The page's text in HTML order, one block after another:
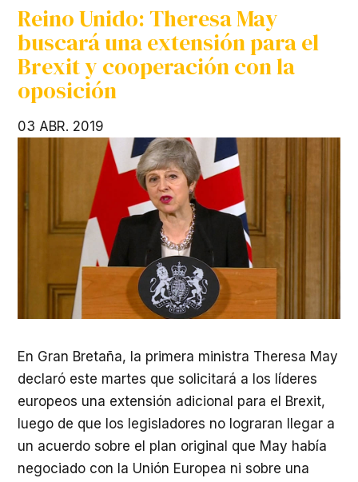
Reino Unido: Theresa May
buscará una extensión para el
Brexit y cooperación con la
oposición
03 ABR. 2019
En Gran Bretaña, la primera ministra Theresa May
declaró este martes que solicitará a los líderes
europeos una extensión adicional para el Brexit,
luego de que los legisladores no lograran llegar a
un acuerdo sobre el plan original que May había
negociado con la Unión Europea ni sobre una